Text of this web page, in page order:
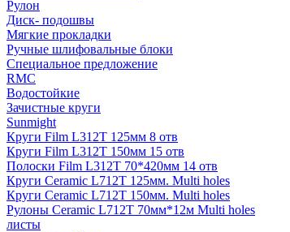
Рулон
Диск- подошвы
Мягкие прокладки
Ручные шлифовальные блоки
Специальное предложение
RMC
Водостойкие
Зачистные круги
Sunmight
Круги Film L312T 125мм 8 отв
Круги Film L312T 150мм 15 отв
Полоски Film L312T 70*420мм 14 отв
Круги Ceramic L712T 125мм. Multi holes
Круги Ceramic L712T 150мм. Multi holes
Рулоны Ceramic L712T 70мм*12м Multi holes
листы